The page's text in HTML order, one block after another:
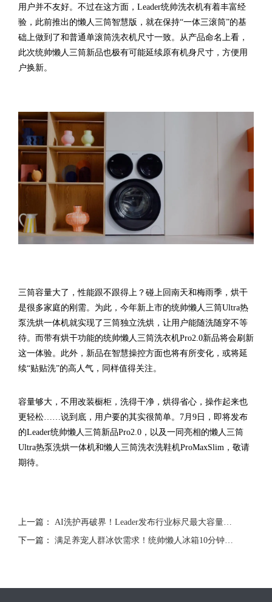
用户并不友好。不过在这方面，Leader统帅洗衣机有着丰富经
验，此前推出的懒人三筒智慧版，就在保持“一体三滚筒”的基
础上做到了和普通单滚筒洗衣机尺寸一致。从产品命名上看，
此次统帅懒人三筒新品也极有可能延续原有机身尺寸，方便用
户换新。
三筒容量大了，性能跟不跟得上？碰上回南天和梅雨季，烘干
是很多家庭的刚需。为此，今年新上市的统帅懒人三筒Ultra热
泵洗烘一体机就实现了三筒独立洗烘，让用户能随洗随穿不等
待。而带有烘干功能的统帅懒人三筒洗衣机Pro2.0新品将会刷新
这一体验。此外，新品在智慧操控方面也将有所变化，或将延
续“贴贴洗”的高人气，同样值得关注。
容量够大，不用改装橱柜，洗得干净，烘得省心，操作起来也
更轻松……说到底，用户要的其实很简单。7月9日，即将发布
的Leader统帅懒人三筒新品Pro2.0，以及一同亮相的懒人三筒
Ultra热泵洗烘一体机和懒人三筒洗衣洗鞋机ProMaxSlim，敬请
期待。
上一篇：
AI洗护再破界！Leader发布行业标尺最大容量一体三筒洗烘机
下一篇：
满足养宠人群冰饮需求！统帅懒人冰箱10分钟“冰立得”